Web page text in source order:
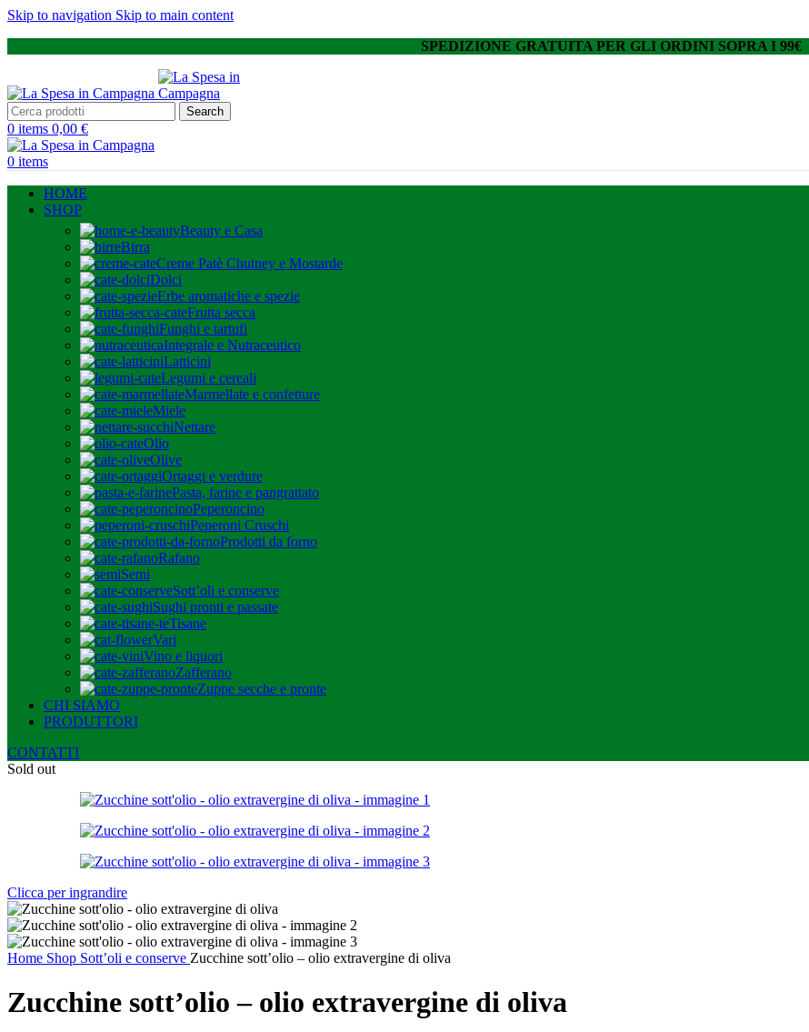
Skip to navigation Skip to main content
SPEDIZIONE GRATUITA PER GLI ORDINI SOPRA I 99€
Search
0 items 0,00 €
0 items
HOME
SHOP
Beauty e Casa
Birra
Creme Patè Chutney e Mostarde
Dolci
Erbe aromatiche e spezie
Frutta secca
Funghi e tartufi
Integrale e Nutraceutico
Latticini
Legumi e cereali
Marmellate e confetture
Miele
Nettare
Olio
Olive
Ortaggi e verdure
Pasta, farine e pangrattato
Peperoncino
Peperoni Cruschi
Prodotti da forno
Rafano
Semi
Sott’oli e conserve
Sughi pronti e passate
Tisane
Vari
Vino e liquori
Zafferano
Zuppe secche e pronte
CHI SIAMO
PRODUTTORI
CONTATTI
Sold out
Clicca per ingrandire
Home Shop Sott’oli e conserve Zucchine sott’olio – olio extravergine di oliva
Zucchine sott’olio – olio extravergine di oliva